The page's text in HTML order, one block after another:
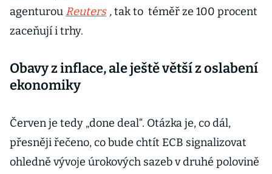
agenturou Reuters ,tak to téměř ze 100 procent
zaceňují i trhy.
Obavy z inflace, ale ještě větší z oslabení
ekonomiky
Červen je tedy „done deal“. Otázka je, co dál,
přesněji řečeno, co bude chtít ECB signalizovat
ohledně vývoje úrokových sazeb v druhé polovině